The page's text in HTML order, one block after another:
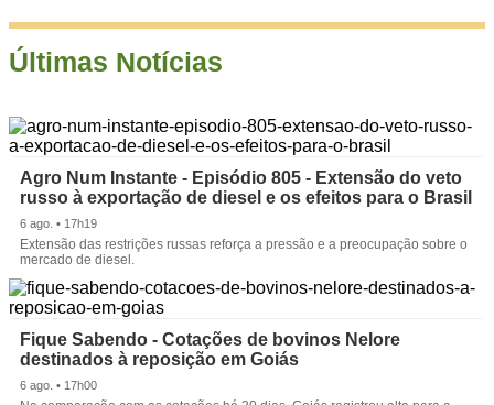
Últimas Notícias
Agro Num Instante - Episódio 805 - Extensão do veto
russo à exportação de diesel e os efeitos para o Brasil
6 ago. • 17h19
Extensão das restrições russas reforça a pressão e a preocupação sobre o
mercado de diesel.
Fique Sabendo - Cotações de bovinos Nelore
destinados à reposição em Goiás
6 ago. • 17h00